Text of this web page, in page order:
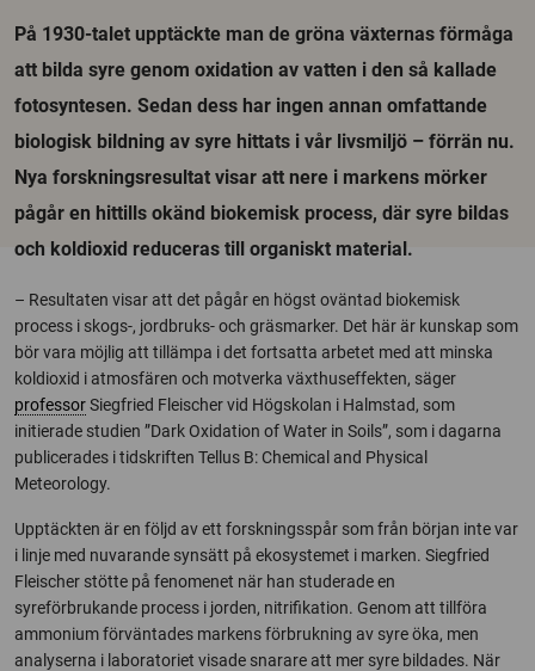
På 1930-talet upptäckte man de gröna växternas förmåga
att bilda syre genom oxidation av vatten i den så kallade
fotosyntesen. Sedan dess har ingen annan omfattande
biologisk bildning av syre hittats i vår livsmiljö – förrän nu.
Nya forskningsresultat visar att nere i markens mörker
pågår en hittills okänd biokemisk process, där syre bildas
och koldioxid reduceras till organiskt material.
– Resultaten visar att det pågår en högst oväntad biokemisk
process i skogs-, jordbruks- och gräsmarker. Det här är kunskap som
bör vara möjlig att tillämpa i det fortsatta arbetet med att minska
koldioxid i atmosfären och motverka växthuseffekten, säger
professorSiegfried Fleischer vid Högskolan i Halmstad, som
initierade studien ”Dark Oxidation of Water in Soils”, som i dagarna
publicerades i tidskriften Tellus B: Chemical and Physical
Meteorology.
Upptäckten är en följd av ett forskningsspår som från början inte var
i linje med nuvarande synsätt på ekosystemet i marken. Siegfried
Fleischer stötte på fenomenet när han studerade en
syreförbrukande process i jorden, nitrifikation. Genom att tillföra
ammonium förväntades markens förbrukning av syre öka, men
analyserna i laboratoriet visade snarare att mer syre bildades. När